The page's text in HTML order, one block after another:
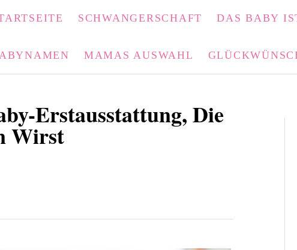
SCHWANGERSCHAFT DAS BABY
MAMAS AUSWAHL
Erstausstattung, Die
Wirst